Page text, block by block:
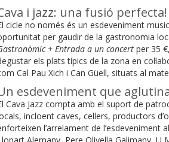
i jazz: una fusió perfecta!
cicle no només és un esdeveniment
per gaudir de la gastronomia
+ Entrada a un concert per 35
els plats típics de la zona en
Cal Pau Xich i Can Güell, situats al
esdeveniment que
Cava Jazz compta amb el suport de
incloent caves, cellers, productors
l’arrelament de l’esdeveniment